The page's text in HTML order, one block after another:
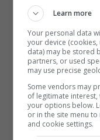
quella che era
dentro o fuori,
solamente il
minuscola
qualsiasi
essere il pacco
Learn more
Your personal data
your device
data) may be stored
partners, or used
may use precise
Some vendors may
of legitimate
your options below.
or in the site menu
and cookie settings.